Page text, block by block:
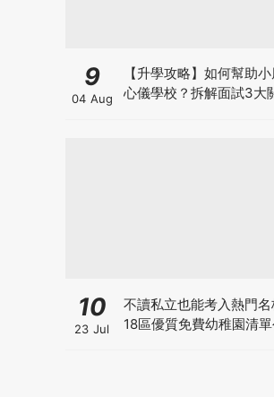
9
04 Aug
【升學攻略】如何幫助
心儀學校？拆解面試3大
10
23 Jul
不讀私立也能考入熱門
18區優質免費幼稚園清單